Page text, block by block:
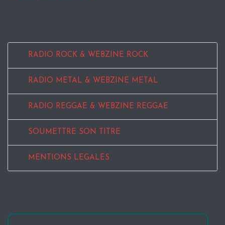
RADIO ROCK & WEBZINE ROCK
RADIO METAL & WEBZINE METAL
RADIO REGGAE & WEBZINE REGGAE
SOUMETTRE SON TITRE
MENTIONS LEGALES